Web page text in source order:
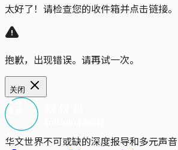
太好了！请检查您的收件箱并点击链接。
抱歉，出现错误。请再试一次。
关闭
华文世界不可或缺的深度报导和多元声音